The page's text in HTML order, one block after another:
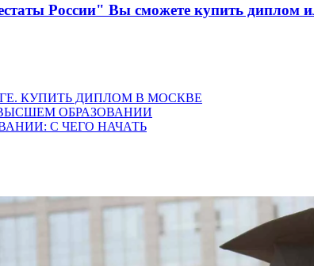
России" Вы сможете купить диплом
КУПИТЬ ДИПЛОМ В МОСКВЕ
ОБРАЗОВАНИИ
С ЧЕГО НАЧАТЬ